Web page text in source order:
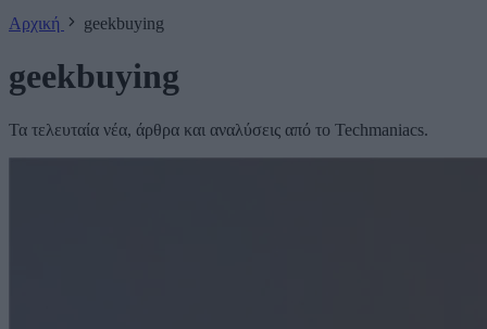
Αρχική
geekbuying
geekbuying
Τα τελευταία νέα, άρθρα και αναλύσεις από το Techmaniacs.